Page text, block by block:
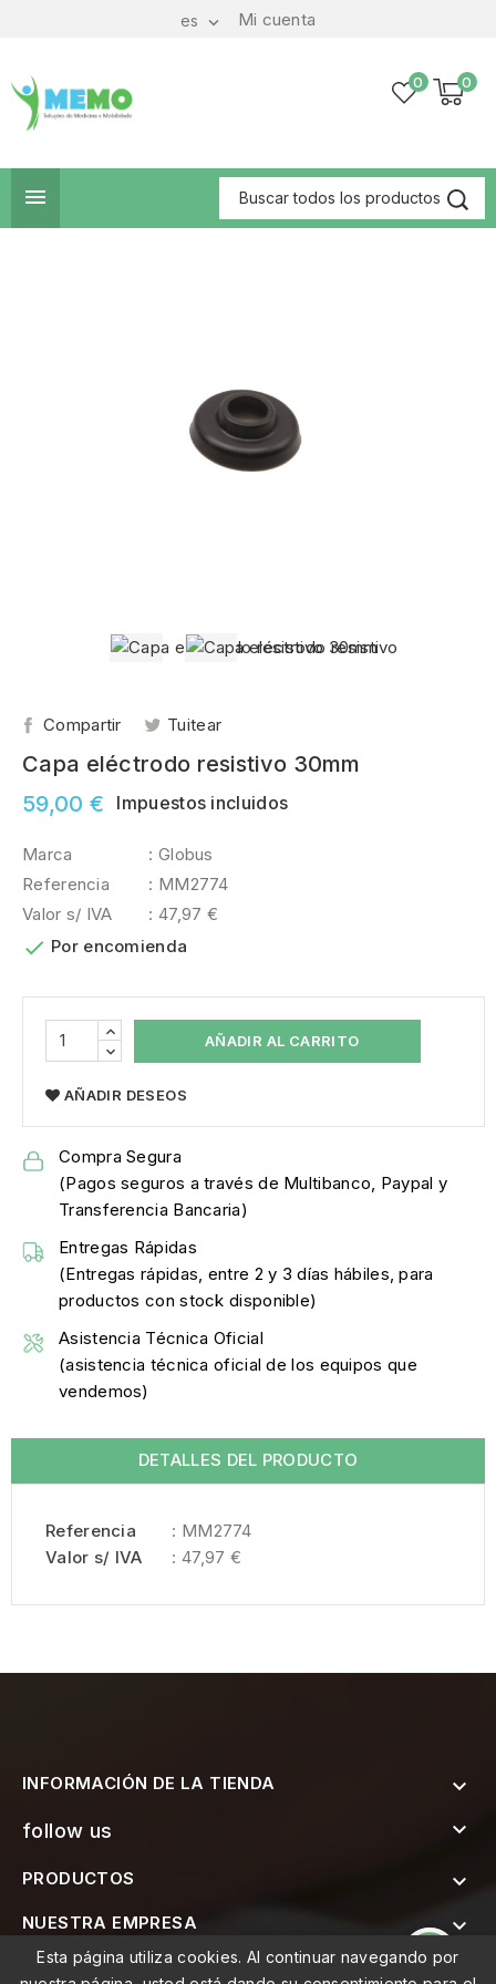
Mi cuenta
es 
0
0

Compartir Tuitear
Capa eléctrodo resistivo 30mm
59,00 €
Impuestos incluidos
Marca
: Globus
Referencia
: MM2774
Valor s/ IVA
: 47,97 €
 Por encomienda
AÑADIR AL CARRITO
AÑADIR DESEOS
Compra Segura
(Pagos seguros a través de Multibanco, Paypal y
Transferencia Bancaria)
Entregas Rápidas
(Entregas rápidas, entre 2 y 3 días hábiles, para
productos con stock disponible)
Asistencia Técnica Oficial
(asistencia técnica oficial de los equipos que
vendemos)
DETALLES DEL PRODUCTO
Referencia
: MM2774
Valor s/ IVA
: 47,97 €
INFORMACIÓN DE LA TIENDA 
follow us 
Esta página utiliza cookies. Al continuar navegando por
PRODUCTOS 
NUESTRA EMPRESA 
SUSCRÍBETE AL BOLETÍN 